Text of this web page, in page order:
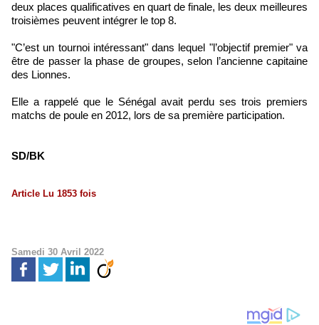
deux places qualificatives en quart de finale, les deux meilleures
troisièmes peuvent intégrer le top 8.
"C’est un tournoi intéressant" dans lequel "l’objectif premier" va
être de passer la phase de groupes, selon l’ancienne capitaine
des Lionnes.
Elle a rappelé que le Sénégal avait perdu ses trois premiers
matchs de poule en 2012, lors de sa première participation.
SD/BK
Article Lu 1853 fois
Samedi 30 Avril 2022